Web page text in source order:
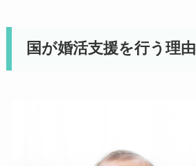
国が婚活支援を行う理由